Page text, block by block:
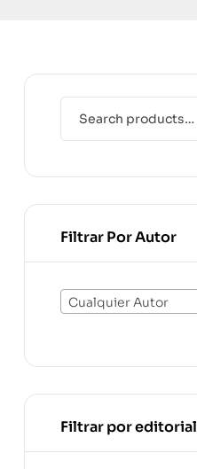
Filtrar Por Autor
Cualquier Autor
Filtrar por editorial